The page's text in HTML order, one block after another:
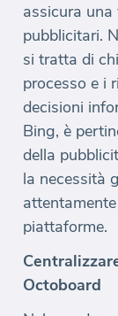
assicura
pubblicitari.
si tratta di
processo e i
decisioni
Bing, è
della
la necessità
piattaforme.
Octoboard